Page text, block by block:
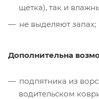
щётка), так и
не выделяют запах;
Дополнительна
подпятника из
водительском